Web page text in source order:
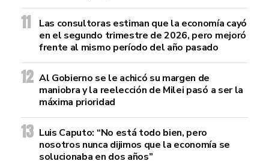
Las consultoras estiman que la economía cayó
en el segundo trimestre de 2026, pero mejoró
frente al mismo período del año pasado
Al Gobierno se le achicó su margen de
maniobra y la reelección de Milei pasó a ser la
máxima prioridad
Luis Caputo: “No está todo bien, pero
nosotros nunca dijimos que la economía se
solucionaba en dos años”